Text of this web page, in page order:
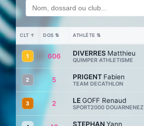
CLT ↑ DOS ⇅ ATHLÈTE ⇅
1 606 DIVERRES Matthieu
QUIMPER ATHLETISME
2 5 PRIGENT Fabien
TEAM DECATHLON
3 2 LEGOFF Renaud
SPORT2000 DOUARNENEZ
STEPHAN Yann